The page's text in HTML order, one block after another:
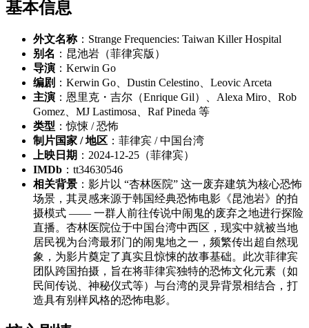
基本信息
外文名称：Strange Frequencies: Taiwan Killer Hospital
别名 ：昆池岩（菲律宾版）
导演 ：Kerwin Go
编剧 ：Kerwin Go、Dustin Celestino、Leovic Arceta
主演 ：恩里克・吉尔（Enrique Gil）、Alexa Miro、Rob
Gomez、MJ Lastimosa、Raf Pineda 等
类型 ：惊悚 / 恐怖
制片国家 / 地区 ：菲律宾 / 中国台湾
上映日期 ：2024-12-25（菲律宾）
IMDb ：tt34630546
相关背景 ：影片以 “杏林医院” 这一废弃建筑为核心恐怖
场景，其灵感来源于韩国经典恐怖电影《昆池岩》的拍
摄模式 —— 一群人前往传说中闹鬼的废弃之地进行探险
直播。杏林医院位于中国台湾中西区，现实中就被当地
居民视为台湾最邪门的闹鬼地之一，频繁传出超自然现
象，为影片奠定了真实且惊悚的故事基础。此次菲律宾
团队跨国拍摄，旨在将菲律宾独特的恐怖文化元素（如
民间传说、神秘仪式等）与台湾的灵异背景相结合，打
造具有别样风格的恐怖电影。